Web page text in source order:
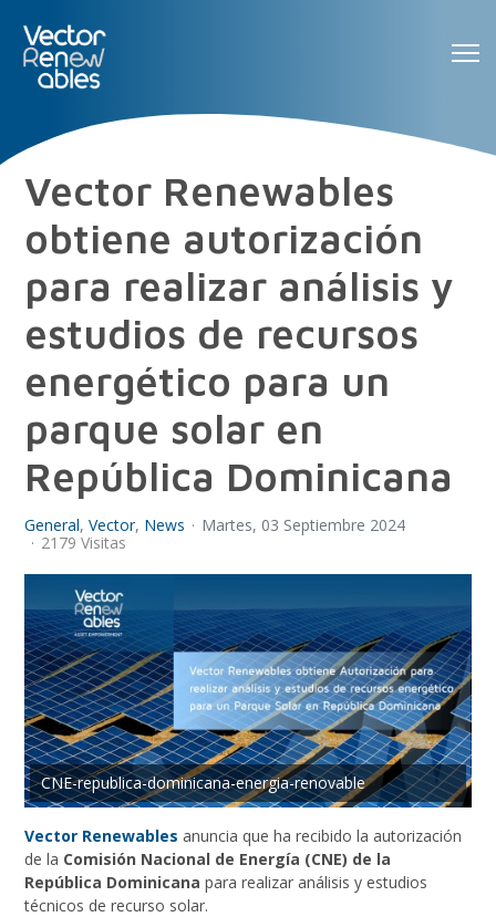
Vector Renewables
obtiene autorización
para realizar análisis y
estudios de recursos
energético para un
parque solar en
República Dominicana
General Vector News
Martes, 03 Septiembre 2024
2179 Visitas
CNE-republica-dominicana-energia-renovable
Vector Renewables anuncia que ha recibido la autorización
de la Comisión Nacional de Energía (CNE) de la
República Dominicana para realizar análisis y estudios
técnicos de recurso solar.